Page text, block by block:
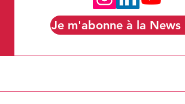
Je m'abonne à la